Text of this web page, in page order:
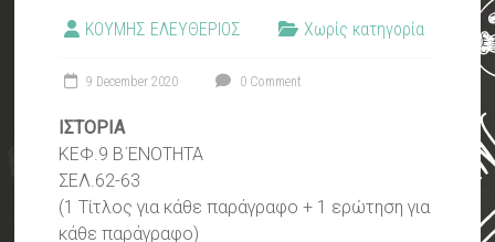
ΚΟΥΜΗΣ ΕΛΕΥΘΕΡΙΟΣ Χωρίς κατηγορία
9 December 2020 0 Comment
ΙΣΤΟΡΙΑ
ΚΕΦ.9 Β΄ΕΝΟΤΗΤΑ
ΣΕΛ.62-63
(1 Τίτλος για κάθε παράγραφο + 1 ερώτηση για
κάθε παράγραφο)